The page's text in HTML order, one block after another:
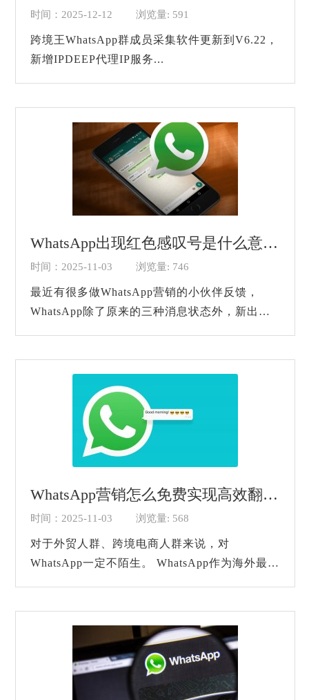
时间：2025-12-12 浏览量: 591
跨境王WhatsApp群成员采集软件更新到V6.22，
新增IPDEEP代理IP服务...
WhatsApp出现红色感叹号是什么意思？
时间：2025-11-03 浏览量: 746
最近有很多做WhatsApp营销的小伙伴反馈，
WhatsApp除了原来的三种消息状态外，新出现
WhatsApp营销怎么免费实现高效翻译？
时间：2025-11-03 浏览量: 568
对于外贸人群、跨境电商人群来说，对
WhatsApp一定不陌生。 WhatsApp作为海外最受